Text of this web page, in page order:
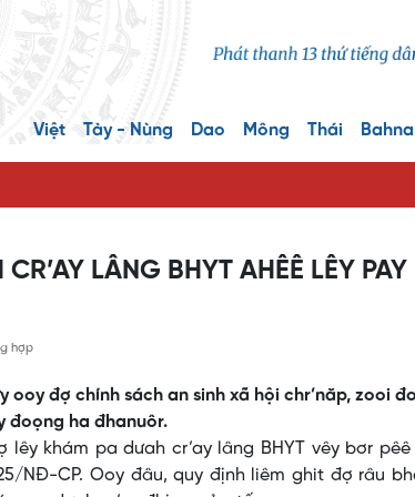
Việt Tày - Nùng Dao Mông Thái
LÂNG BHYT AHÊÊ LÊY
hợp
ooy đợ chính sách an sinh xã hội chr’năp, zooi
đoọng ha đhanuôr.
lêy khám pa dưah cr’ay lâng BHYT vêy bơr
NĐ-CP. Ooy đâu, quy định liêm ghit đợ râu